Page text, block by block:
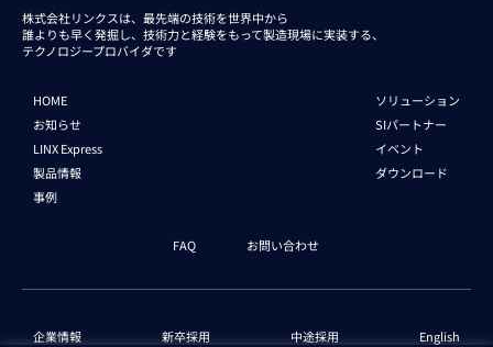
株式会社リンクスは、最先端の技術を世界中から
誰よりも早く発掘し、技術力と経験をもって製造現場に実装する、
テクノロジープロバイダです
HOME
お知らせ
LINX Express
製品情報
事例
ソリューション
SIパートナー
イベント
ダウンロード
FAQ お問い合わせ
企業情報 新卒採用 中途採用 English